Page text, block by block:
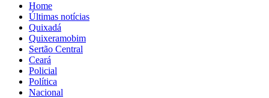
Home
Últimas notícias
Quixadá
Quixeramobim
Sertão Central
Ceará
Policial
Política
Nacional